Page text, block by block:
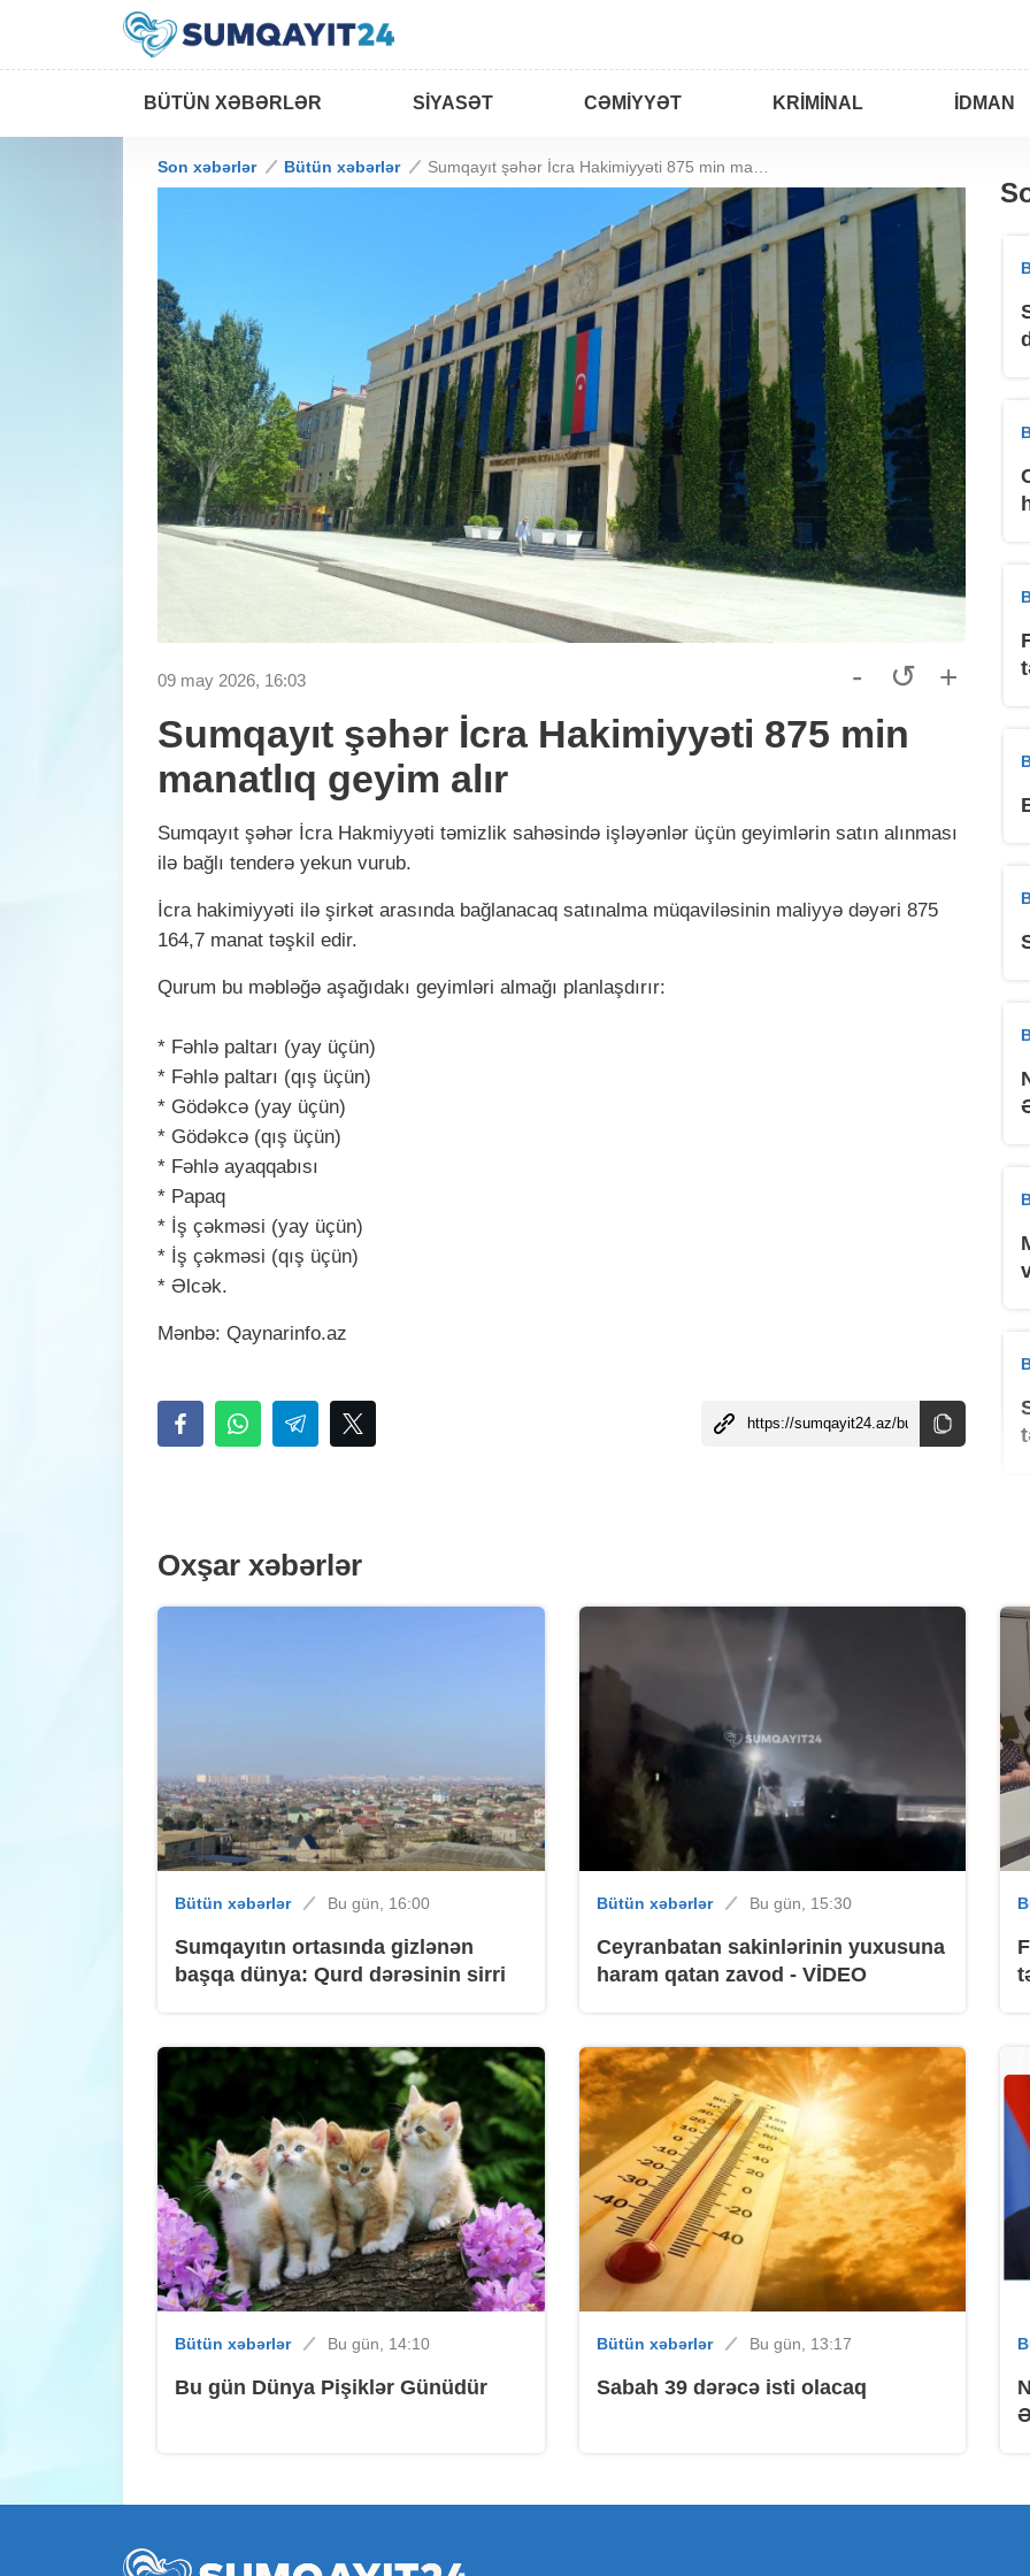
BÜTÜN XƏBƏRLƏR SIYASƏT CƏMIYYƏT KRIMINAL İDMAN
Son xəbərlər Bütün xəbərlər
09 may 2026, 16:03 - ↺ +
Sumqayıt şəhər İcra Hakimiyyəti 875 min
manatlıq geyim alır
Sumqayıt şəhər İcra Hakmiyyəti təmizlik sahəsində işləyənlər üçün geyimlərin satın alınması
ilə bağlı tenderə yekun vurub.
İcra hakimiyyəti ilə şirkət arasında bağlanacaq satınalma müqaviləsinin maliyyə dəyəri 875
164,7 manat təşkil edir.
Qurum bu məbləğə aşağıdakı geyimləri almağı planlaşdırır:
* Fəhlə paltarı (yay üçün)
* Fəhlə paltarı (qış üçün)
* Gödəkcə (yay üçün)
* Gödəkcə (qış üçün)
* Fəhlə ayaqqabısı
* Papaq
* İş çəkməsi (yay üçün)
* İş çəkməsi (qış üçün)
* Əlcək.
Mənbə: Qaynarinfo.аz
Oxşar xəbərlər
Bütün xəbərlər Bu gün, 16:00
Sumqayıtın ortasında gizlənən
başqa dünya: Qurd dərəsinin sirri
Bütün xəbərlər Bu gün, 15:30
Ceyranbatan sakinlərinin yuxusuna
haram qatan zavod - VİDEO
Bütün xəbərlər Bu gün, 14:10
Bu gün Dünya Pişiklər Günüdür
Bütün xəbərlər Bu gün, 13:17
Sabah 39 dərəcə isti olacaq